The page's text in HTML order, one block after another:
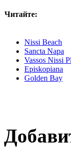
Читайте:
Nissi Beach
Sancta Napa
Vassos Nissi
Episkopiana
Golden Bay